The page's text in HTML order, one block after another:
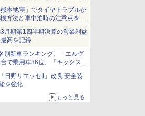
・旅客輸送向けバス
本地震」でタイヤトラブルが
方法と車中泊時の注意点を呼
月期第1四半期決算の営業利益
高を記録
別新車ランキング、「エルグ
で乗用車36位、「キックス」
に
日野リエッセII」改良 安全装
を強化
もっと見る